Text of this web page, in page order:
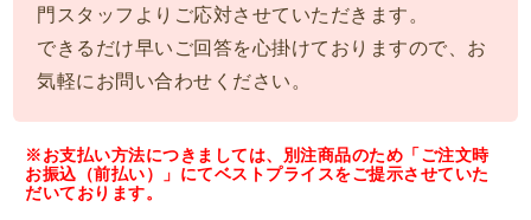
門スタッフよりご応対させていただきます。
できるだけ早いご回答を心掛けておりますので、お
気軽にお問い合わせください。
※お支払い方法につきましては、別注商品のため「ご注文時
お振込（前払い）」にてベストプライスをご提示させていた
だいております。